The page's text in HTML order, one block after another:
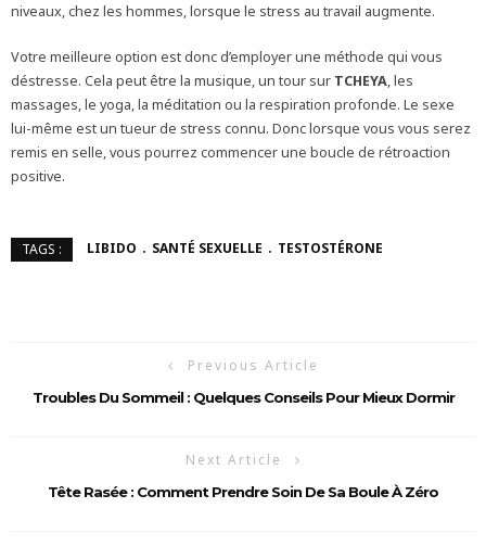
niveaux, chez les hommes, lorsque le stress au travail augmente.
Votre meilleure option est donc d’employer une méthode qui vous
déstresse. Cela peut être la musique, un tour sur TCHEYA, les
massages, le yoga, la méditation ou la respiration profonde. Le sexe
lui-même est un tueur de stress connu. Donc lorsque vous vous serez
remis en selle, vous pourrez commencer une boucle de rétroaction
positive.
TAGS : LIBIDO SANTÉ SEXUELLE TESTOSTÉRONE
Previous Article
Troubles Du Sommeil : Quelques Conseils Pour Mieux Dormir
Next Article
Tête Rasée : Comment Prendre Soin De Sa Boule À Zéro